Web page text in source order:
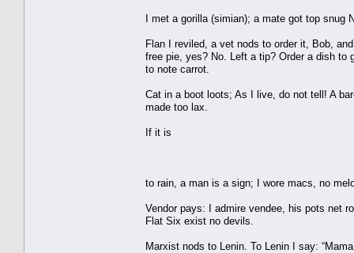
I met a gorilla (simian); a mate got top snug
Flan I reviled, a vet nods to order it, Bob,
free pie, yes? No. Left a tip? Order a dish to
to note carrot.
Cat in a boot loots; As I live, do not tell! A
made too lax.
If it is
to rain, a man is a sign; I wore macs, no
Vendor pays: I admire vendee, his pots net
Flat Six exist no devils.
Marxist nods to Lenin. To Lenin I say: